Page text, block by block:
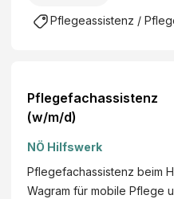
Pflegeassistenz /
Pflegefachassistenz
(w/m/d)
NÖ Hilfswerk
Pflegefachassistenz beim
Wagram für mobile Pflege